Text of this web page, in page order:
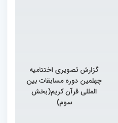
گزارش تصویری اختتامیه
چهلمین دوره مسابقات بین
المللی قرآن کریم(بخش
سوم)